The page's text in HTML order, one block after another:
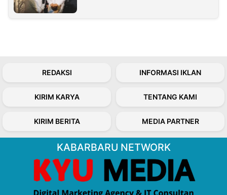
REDAKSI INFORMASI IKLAN
KIRIM KARYA TENTANG KAMI
KIRIM BERITA MEDIA PARTNER
KABARBARU NETWORK